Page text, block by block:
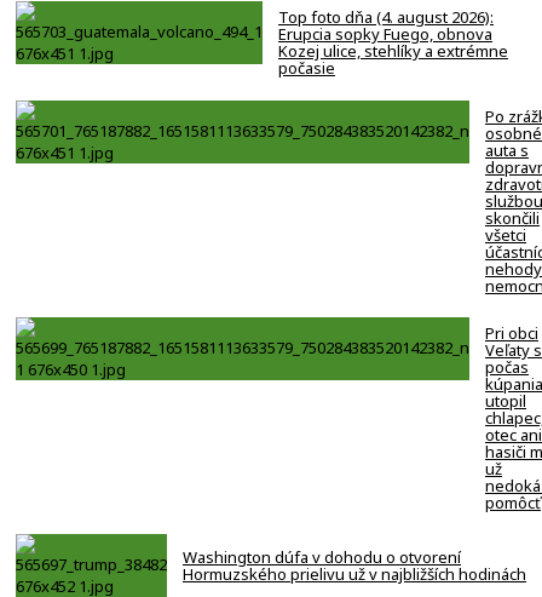
Top foto dňa (4. august 2026):
Erupcia sopky Fuego, obnova
Kozej ulice, stehlíky a extrémne
počasie
Po
auta s
službou
skončili
všetci
Pri obci
Veľaty
počas
kúpania
utopil
otec ani
hasiči
už
pomôcť
Washington dúfa v dohodu o otvorení
Hormuzského prielivu už v najbližších hodinách